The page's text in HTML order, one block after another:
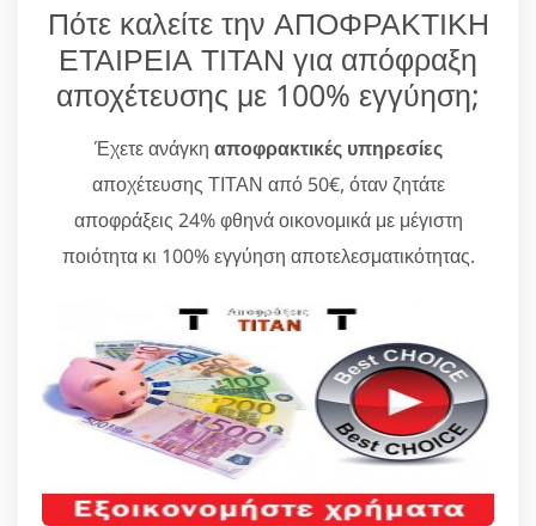
Πότε καλείτε την ΑΠΟΦΡΑΚΤΙΚΗ
ΕΤΑΙΡΕΙΑ ΤΙΤΑΝ για απόφραξη
αποχέτευσης με 100% εγγύηση;
Έχετε ανάγκη αποφρακτικές υπηρεσίες
αποχέτευσης ΤΙΤΑΝ από 50€, όταν ζητάτε
αποφράξεις 24% φθηνά οικονομικά με μέγιστη
ποιότητα κι 100% εγγύηση αποτελεσματικότητας.